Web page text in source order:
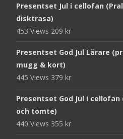
Presentset Jul i cellofan
disktrasa)
453 Views 209 kr
Presentset God Jul Lärare
mugg & kort)
445 Views 379 kr
Presentset God Jul i
och tomte)
440 Views 355 kr